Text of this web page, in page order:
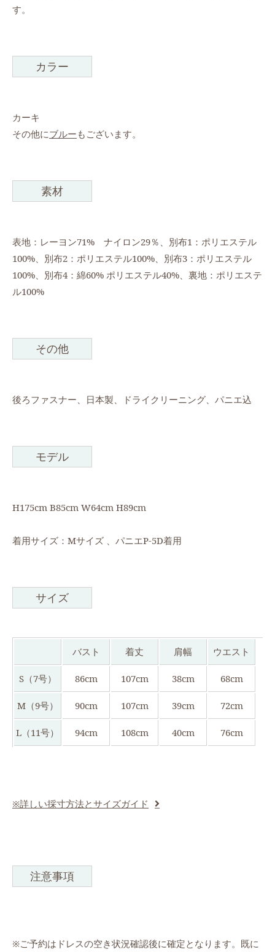
す。
カラー
カーキ
その他にブルー もございます。
素材
表地：レーヨン71% ナイロン29％、別布1：ポリエステル
100%、別布2：ポリエステル100%、別布3：ポリエステル
100%、別布4：綿60% ポリエステル40%、裏地：ポリエステ
ル100%
その他
後ろファスナー、日本製、ドライクリーニング、パニエ込
モデル
H175cm B85cm W64cm H89cm
着用サイズ：Mサイズ 、パニエP-5D着用
サイズ
バスト 着丈 肩幅 ウエスト
S（7号） 86cm 107cm 38cm 68cm
M（9号） 90cm 107cm 39cm 72cm
L（11号） 94cm 108cm 40cm 76cm
※詳しい採寸方法とサイズガイド
注意事項
※ご予約はドレスの空き状況確認後に確定となります。既に